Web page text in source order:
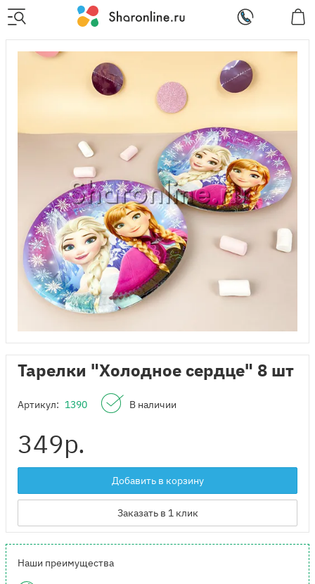
Тарелки "Холодное сердце" 8 шт
Артикул: 1390 В наличии
349р.
Добавить в корзину
Заказать в 1 клик
Наши преимущества